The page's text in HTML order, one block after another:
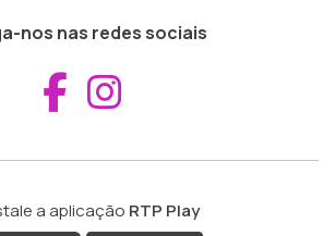
nos nas redes sociais
Aceder ao
a aplicação RTP Play